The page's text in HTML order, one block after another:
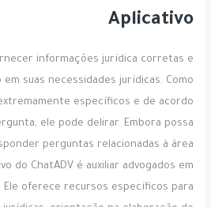
Aplicativo
informações jurídica corretas e
em suas necessidades jurídicas. Como
específicos e de acordo
ele pode delirar. Embora possa
perguntas relacionadas à área
do ChatADV é auxiliar advogados em
Ele oferece recursos específicos para